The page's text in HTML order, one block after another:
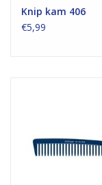
Knip kam 406
€5,99